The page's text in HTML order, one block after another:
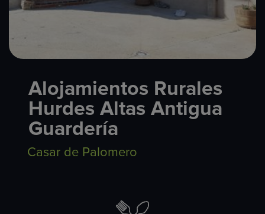
Alojamientos Rurales
Hurdes Altas Antigua
Guardería
Casar de Palomero